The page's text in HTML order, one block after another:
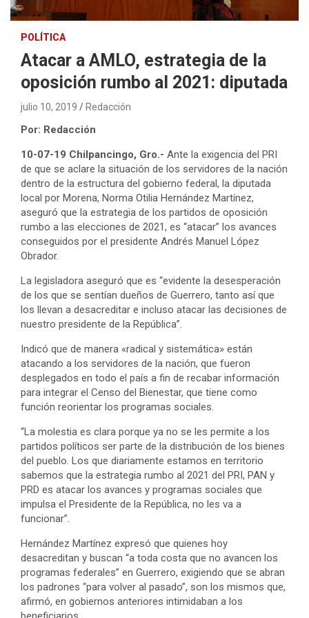
POLÍTICA
Atacar a AMLO, estrategia de la
oposición rumbo al 2021: diputada
julio 10, 2019 Redacción
Por: Redacción
10-07-19 Chilpancingo, Gro.- Ante la exigencia del PRI
de que se aclare la situación de los servidores de la nación
dentro de la estructura del gobierno federal, la diputada
local por Morena, Norma Otilia Hernández Martínez,
aseguró que la estrategia de los partidos de oposición
rumbo a las elecciones de 2021, es “atacar” los avances
conseguidos por el presidente Andrés Manuel López
Obrador.
La legisladora aseguró que es “evidente la desesperación
de los que se sentían dueños de Guerrero, tanto así que
los llevan a desacreditar e incluso atacar las decisiones de
nuestro presidente de la República”.
Indicó que de manera «radical y sistemática» están
atacando a los servidores de la nación, que fueron
desplegados en todo el país a fin de recabar información
para integrar el Censo del Bienestar, que tiene como
función reorientar los programas sociales.
“La molestia es clara porque ya no se les permite a los
partidos políticos ser parte de la distribución de los bienes
del pueblo. Los que diariamente estamos en territorio
sabemos que la estrategia rumbo al 2021 del PRI, PAN y
PRD es atacar los avances y programas sociales que
impulsa el Presidente de la República, no les va a
funcionar”.
Hernández Martínez expresó que quienes hoy
desacreditan y buscan “a toda costa que no avancen los
programas federales” en Guerrero, exigiendo que se abran
los padrones “para volver al pasado”, son los mismos que,
afirmó, en gobiernos anteriores intimidaban a los